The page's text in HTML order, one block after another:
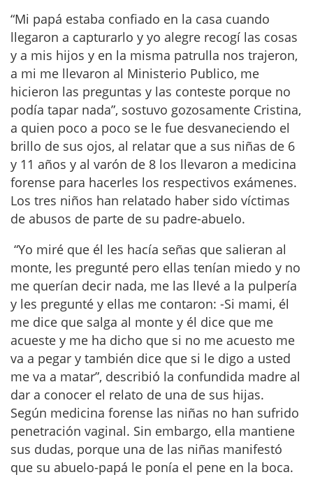
“Mi papá estaba confiado en la casa cuando
llegaron a capturarlo y yo alegre recogí las cosas
y a mis hijos y en la misma patrulla nos trajeron,
a mi me llevaron al Ministerio Publico, me
hicieron las preguntas y las conteste porque no
podía tapar nada”, sostuvo gozosamente Cristina,
a quien poco a poco se le fue desvaneciendo el
brillo de sus ojos, al relatar que a sus niñas de 6
y 11 años y al varón de 8 los llevaron a medicina
forense para hacerles los respectivos exámenes.
Los tres niños han relatado haber sido víctimas
de abusos de parte de su padre-abuelo.
“Yo miré que él les hacía señas que salieran al
monte, les pregunté pero ellas tenían miedo y no
me querían decir nada, me las llevé a la pulpería
y les pregunté y ellas me contaron: -Si mami, él
me dice que salga al monte y él dice que me
acueste y me ha dicho que si no me acuesto me
va a pegar y también dice que si le digo a usted
me va a matar”, describió la confundida madre al
dar a conocer el relato de una de sus hijas.
Según medicina forense las niñas no han sufrido
penetración vaginal. Sin embargo, ella mantiene
sus dudas, porque una de las niñas manifestó
que su abuelo-papá le ponía el pene en la boca.